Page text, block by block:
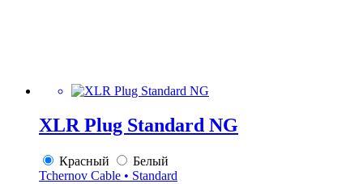
XLR Plug Standard NG
Красный
Белый
Tchernov Cable • Standard